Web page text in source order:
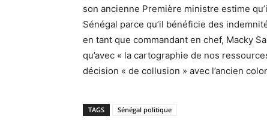
son ancienne Première ministre estime
Sénégal parce qu’il bénéficie des
en tant que commandant en chef, Macky
qu’avec « la cartographie de nos
décision « de collusion » avec l’ancien
TAGS Sénégal politique